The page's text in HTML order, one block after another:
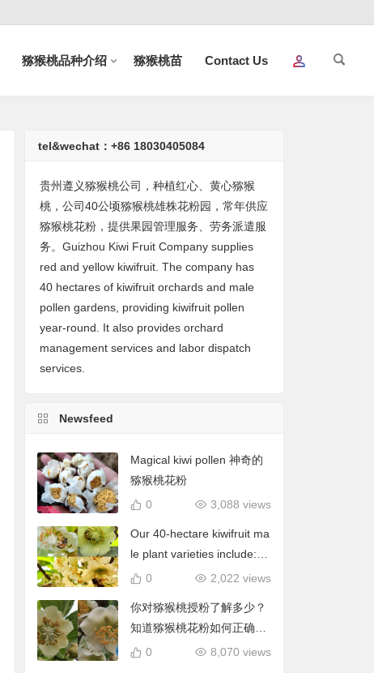
猕猴桃品种介绍 猕猴桃苗 Contact Us
tel&wechat：+86 18030405084
贵州遵义猕猴桃公司，种植红心、黄心猕猴
桃，公司40公顷猕猴桃雄株花粉园，常年供应
猕猴桃花粉，提供果园管理服务、劳务派遣服
务。Guizhou Kiwi Fruit Company supplies
red and yellow kiwifruit. The company has
40 hectares of kiwifruit orchards and male
pollen gardens, providing kiwifruit pollen
year-round. It also provides orchard
management services and labor dispatch
services.
Newsfeed
Magical kiwi pollen 神奇的
猕猴桃花粉
3,088 views
0
Our 40-hectare kiwifruit ma
le plant varieties include: C
hieftain, Matua, Tumari.我
括酋长、陶木里等
2,022 views
0
你对猕猴桃授粉了解多少？
知道猕猴桃花粉如何正确使
用吗？
8,070 views
0